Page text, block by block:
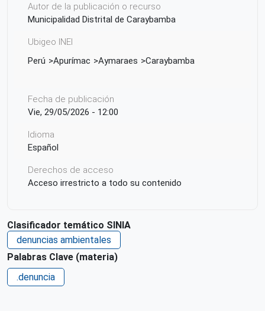
Autor de la publicación o recurso
Municipalidad Distrital de Caraybamba
Ubigeo INEI
Perú
Apurímac Aymaraes Caraybamba
Fecha de publicación
Vie, 29/05/2026 - 12:00
Idioma
Español
Derechos de acceso
Acceso irrestricto a todo su contenido
Clasificador temático SINIA
denuncias ambientales
Palabras Clave (materia)
.denuncia